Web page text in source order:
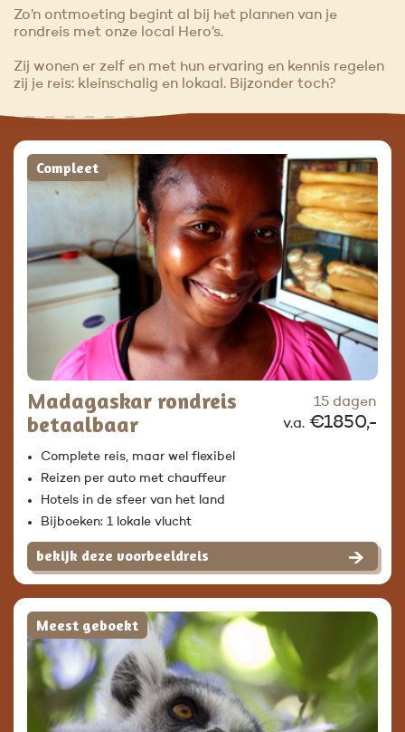
Zo’n ontmoeting begint al bij het plannen van je
rondreis met onze local Hero’s.
Zij wonen er zelf en met hun ervaring en kennis regelen
zij je reis: kleinschalig en lokaal. Bijzonder toch?
Compleet
Madagaskar rondreis
betaalbaar
15 dagen
v.a. €1850,-
Complete reis, maar wel flexibel
Reizen per auto met chauffeur
Hotels in de sfeer van het land
Bijboeken: 1 lokale vlucht
bekijk deze voorbeeldreis
Meest geboekt